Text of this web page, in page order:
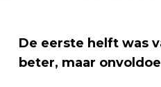
De eerste helft was
beter, maar